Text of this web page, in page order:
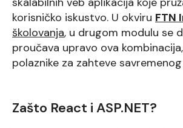
korisničko iskustvo. U okviru FTN
školovanja, u drugom modulu se
proučava upravo ova
polaznike za zahteve
Zašto React i ASP.NET?